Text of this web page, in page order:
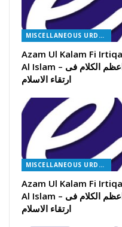
MISCELLANEOUS URDU BOOKS
Azam Ul Kalam Fi Irtiqa
Al Islam – اعظم الکلام فی
ارتقاء الاسلام
MISCELLANEOUS URDU BOOKS
Azam Ul Kalam Fi Irtiqa
Al Islam – اعظم الکلام فی
ارتقاء الاسلام